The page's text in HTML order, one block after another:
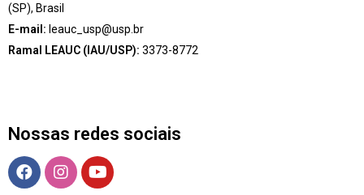
(SP), Brasil
E-mail: leauc_usp@usp.br
Ramal LEAUC (IAU/USP): 3373-8772
Nossas redes sociais